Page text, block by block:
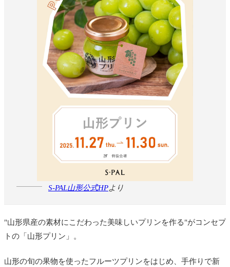
S-PAL山形公式HPより
"山形県産の素材にこだわった美味しいプリンを作る"がコンセプ
トの「山形プリン」。
山形の旬の果物を使ったフルーツプリンをはじめ、手作りで新